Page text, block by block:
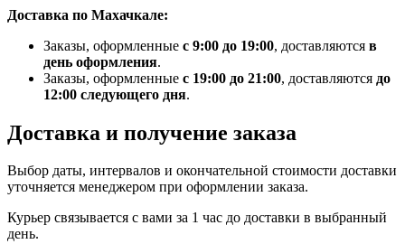
Доставка по Махачкале:
Заказы, оформленные с 9:00 до 19:00, доставляются в
день оформления.
Заказы, оформленные с 19:00 до 21:00, доставляются до
12:00 следующего дня.
Доставка и получение заказа
Выбор даты, интервалов и окончательной стоимости доставки
уточняется менеджером при оформлении заказа.
Курьер связывается с вами за 1 час до доставки в выбранный
день.